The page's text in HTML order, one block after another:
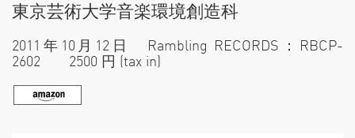
東京芸術大学音楽環境創造科
2011年10月12日 Rambling RECORDS：RBCP-
2602 2500 円 (tax in)